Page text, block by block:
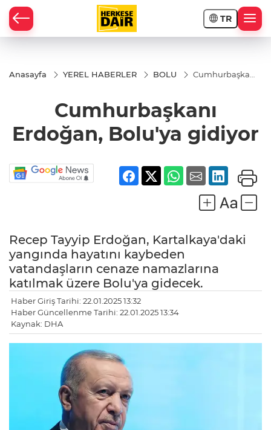
TR
Anasayfa YEREL HABERLER BOLU
Cumhurbaşkanı
Cumhurbaşkanı
Erdoğan, Bolu'ya gidiyor
Recep Tayyip Erdoğan, Kartalkaya'daki
yangında hayatını kaybeden
vatandaşların cenaze namazlarına
katılmak üzere Bolu'ya gidecek.
Haber Giriş Tarihi: 22.01.2025 13:32
Haber Güncellenme Tarihi: 22.01.2025 13:34
Kaynak: DHA